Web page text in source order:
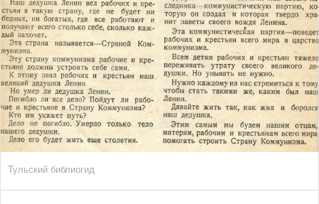
Тульский библиогид